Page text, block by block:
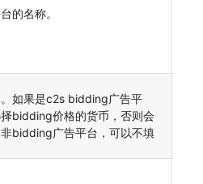
的名称。
如果是c2s bidding广告平
bidding价格的货币，否则会
bidding广告平台，可以不填